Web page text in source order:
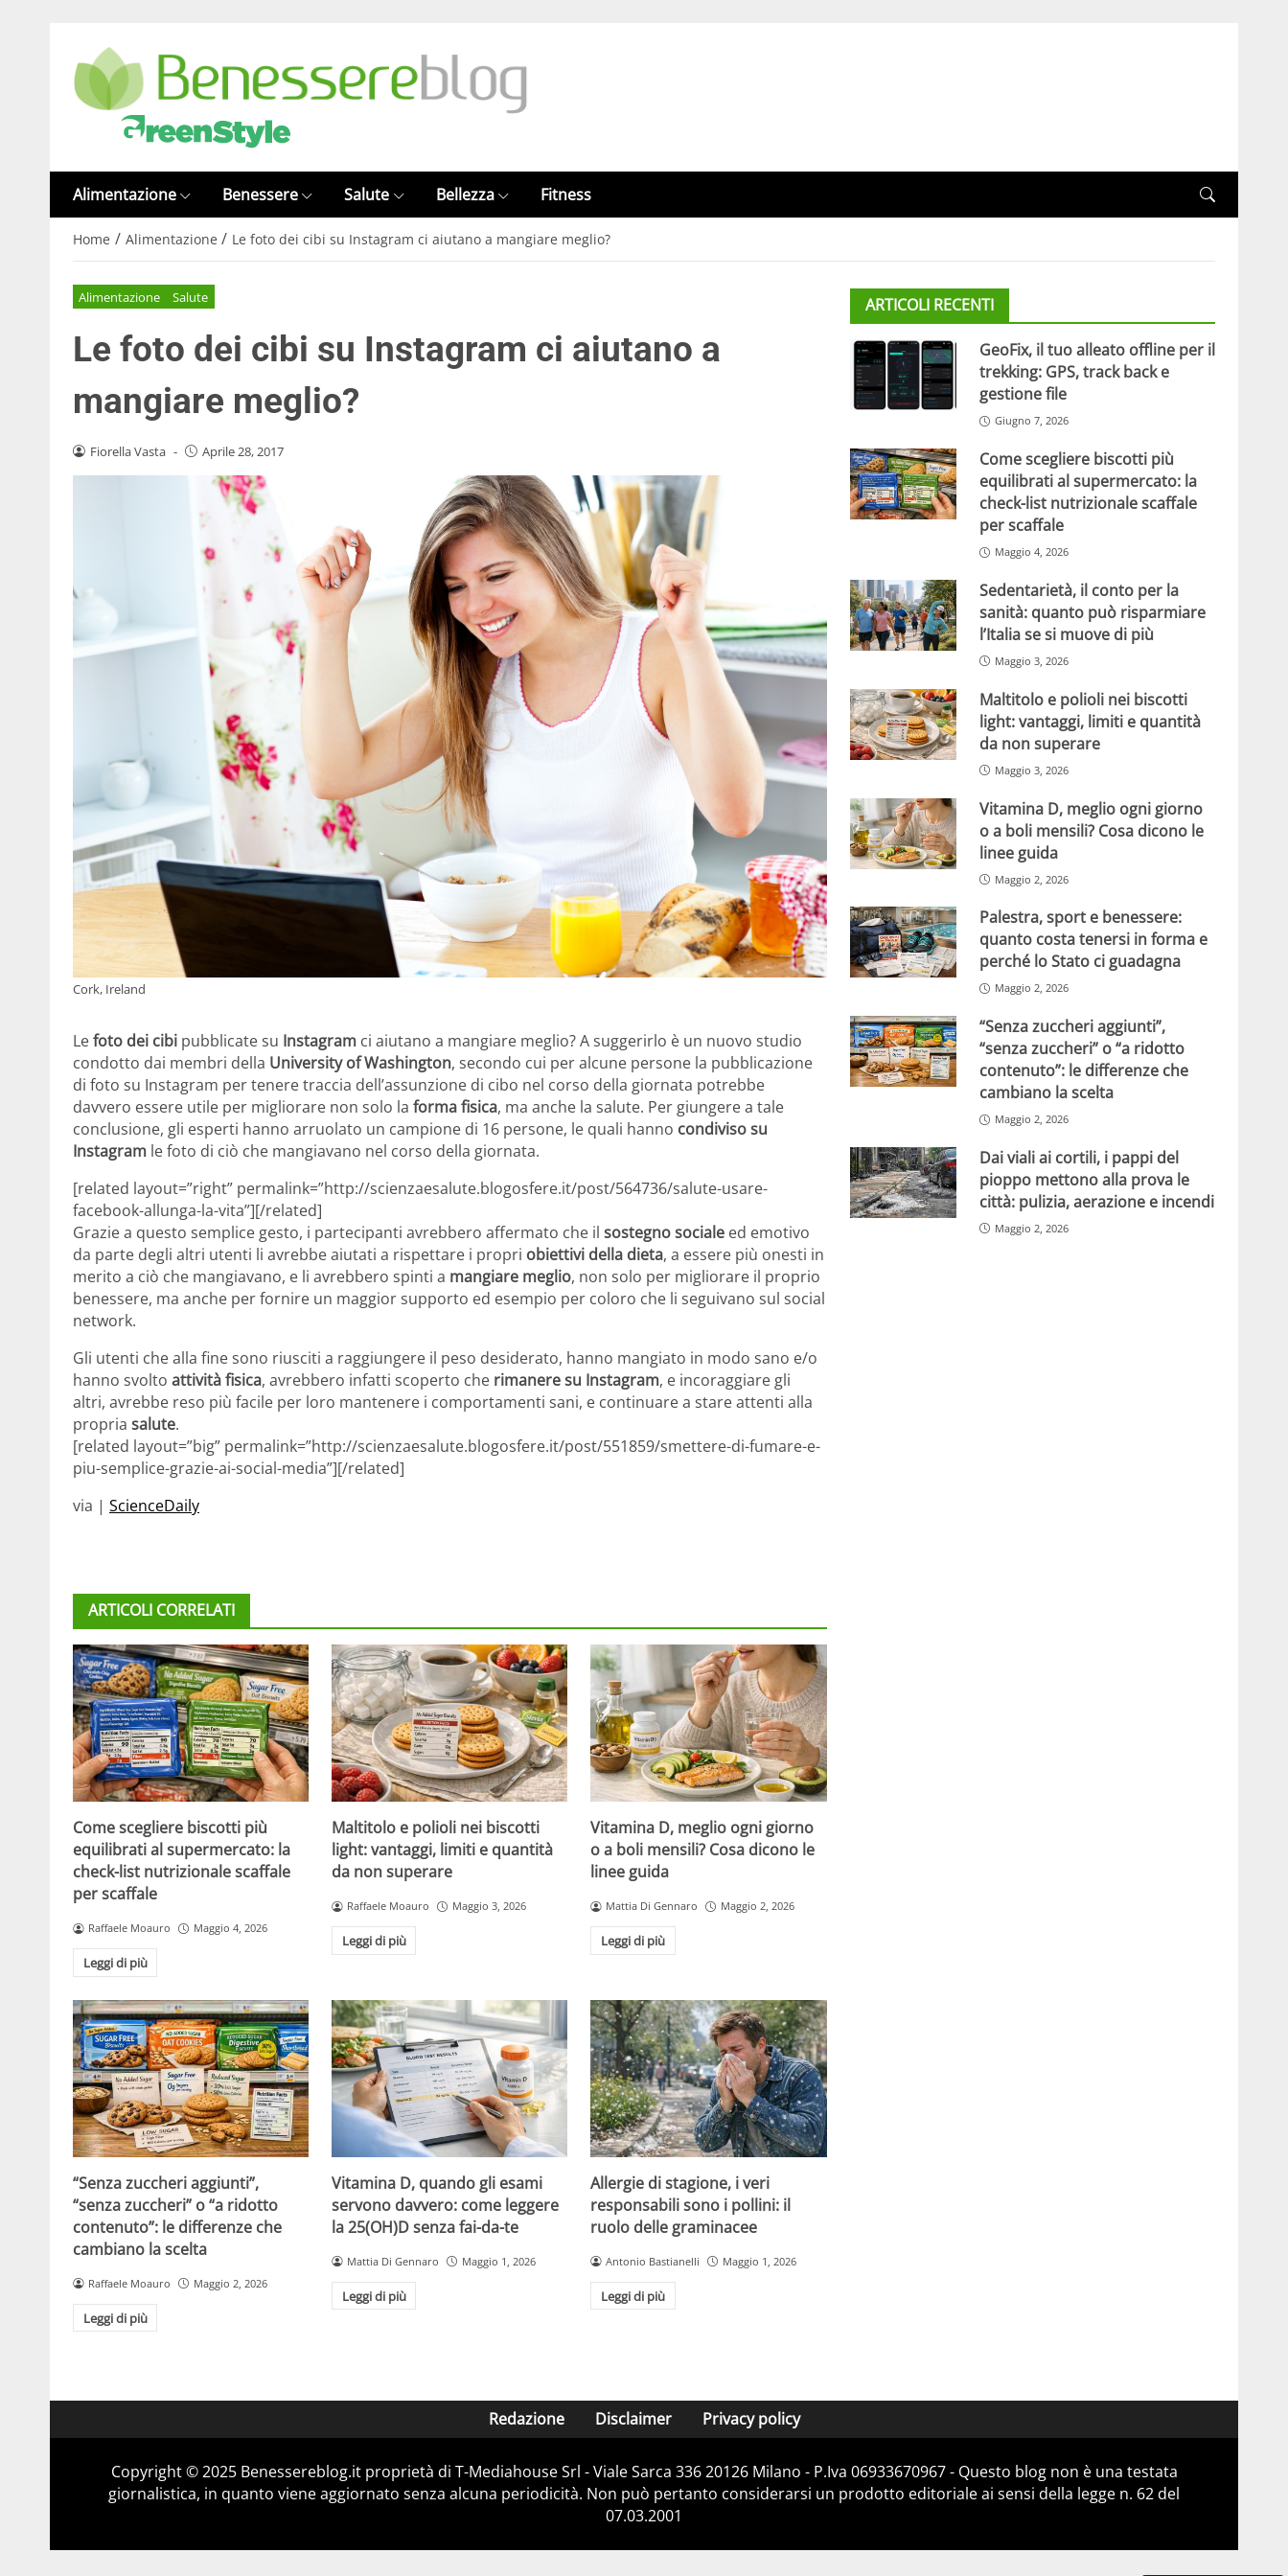
Alimentazione Benessere Salute Bellezza Fitness
Home / Alimentazione / Le foto dei cibi su Instagram ci aiutano a mangiare meglio?
Alimentazione Salute
Le foto dei cibi su Instagram ci aiutano a
mangiare meglio?
Fiorella Vasta - Aprile 28, 2017
Cork, Ireland
Lefoto dei cibi pubblicate su Instagram ci aiutano a mangiare meglio? A suggerirlo è un nuovo studio
condotto dai membri della University of Washington, secondo cui per alcune persone la pubblicazione
di foto su Instagram per tenere traccia dell’assunzione di cibo nel corso della giornata potrebbe
davvero essere utile per migliorare non solo la forma fisica, ma anche la salute. Per giungere a tale
conclusione, gli esperti hanno arruolato un campione di 16 persone, le quali hanno condiviso su
Instagram le foto di ciò che mangiavano nel corso della giornata.
[related layout=”right” permalink=”http://scienzaesalute.blogosfere.it/post/564736/salute-usare-
facebook-allunga-la-vita”][/related]
Grazie a questo semplice gesto, i partecipanti avrebbero affermato che il sostegno sociale ed emotivo
da parte degli altri utenti li avrebbe aiutati a rispettare i propri obiettivi della dieta, a essere più onesti in
merito a ciò che mangiavano, e li avrebbero spinti a mangiare meglio, non solo per migliorare il proprio
benessere, ma anche per fornire un maggior supporto ed esempio per coloro che li seguivano sul social
network.
Gli utenti che alla fine sono riusciti a raggiungere il peso desiderato, hanno mangiato in modo sano e/o
hanno svolto attività fisica, avrebbero infatti scoperto che rimanere su Instagram, e incoraggiare gli
altri, avrebbe reso più facile per loro mantenere i comportamenti sani, e continuare a stare attenti alla
propria salute.
[related layout=”big” permalink=”http://scienzaesalute.blogosfere.it/post/551859/smettere-di-fumare-e-
piu-semplice-grazie-ai-social-media”][/related]
via | ScienceDaily
ARTICOLI CORRELATI
Come scegliere biscotti più
equilibrati al supermercato: la
check-list nutrizionale scaffale
per scaffale
Raffaele Moauro Maggio 4, 2026
Leggi di più
Maltitolo e polioli nei biscotti
light: vantaggi, limiti e quantità
da non superare
Raffaele Moauro Maggio 3, 2026
Leggi di più
Vitamina D, meglio ogni giorno
o a boli mensili? Cosa dicono le
linee guida
Mattia Di Gennaro Maggio 2, 2026
Leggi di più
“Senza zuccheri aggiunti”,
“senza zuccheri” o “a ridotto
contenuto”: le differenze che
cambiano la scelta
Raffaele Moauro Maggio 2, 2026
Leggi di più
Vitamina D, quando gli esami
servono davvero: come leggere
la 25(OH)D senza fai-da-te
Mattia Di Gennaro Maggio 1, 2026
Leggi di più
Allergie di stagione, i veri
responsabili sono i pollini: il
ruolo delle graminacee
Antonio Bastianelli Maggio 1, 2026
Leggi di più
ARTICOLI RECENTI
GeoFix, il tuo alleato offline per il
trekking: GPS, track back e
gestione file
Giugno 7, 2026
Come scegliere biscotti più
equilibrati al supermercato: la
check-list nutrizionale scaffale
per scaffale
Maggio 4, 2026
Sedentarietà, il conto per la
sanità: quanto può risparmiare
l’Italia se si muove di più
Maggio 3, 2026
Maltitolo e polioli nei biscotti
light: vantaggi, limiti e quantità
da non superare
Maggio 3, 2026
Vitamina D, meglio ogni giorno
o a boli mensili? Cosa dicono le
linee guida
Maggio 2, 2026
Palestra, sport e benessere:
quanto costa tenersi in forma e
perché lo Stato ci guadagna
Maggio 2, 2026
“Senza zuccheri aggiunti”,
“senza zuccheri” o “a ridotto
contenuto”: le differenze che
cambiano la scelta
Maggio 2, 2026
Dai viali ai cortili, i pappi del
pioppo mettono alla prova le
città: pulizia, aerazione e incendi
Maggio 2, 2026
Redazione Disclaimer Privacy policy
Copyright © 2025 Benessereblog.it proprietà di T-Mediahouse Srl - Viale Sarca 336 20126 Milano - P.Iva 06933670967 - Questo blog non è una testata
giornalistica, in quanto viene aggiornato senza alcuna periodicità. Non può pertanto considerarsi un prodotto editoriale ai sensi della legge n. 62 del
07.03.2001